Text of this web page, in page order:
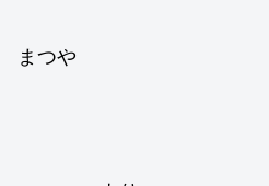
まつや